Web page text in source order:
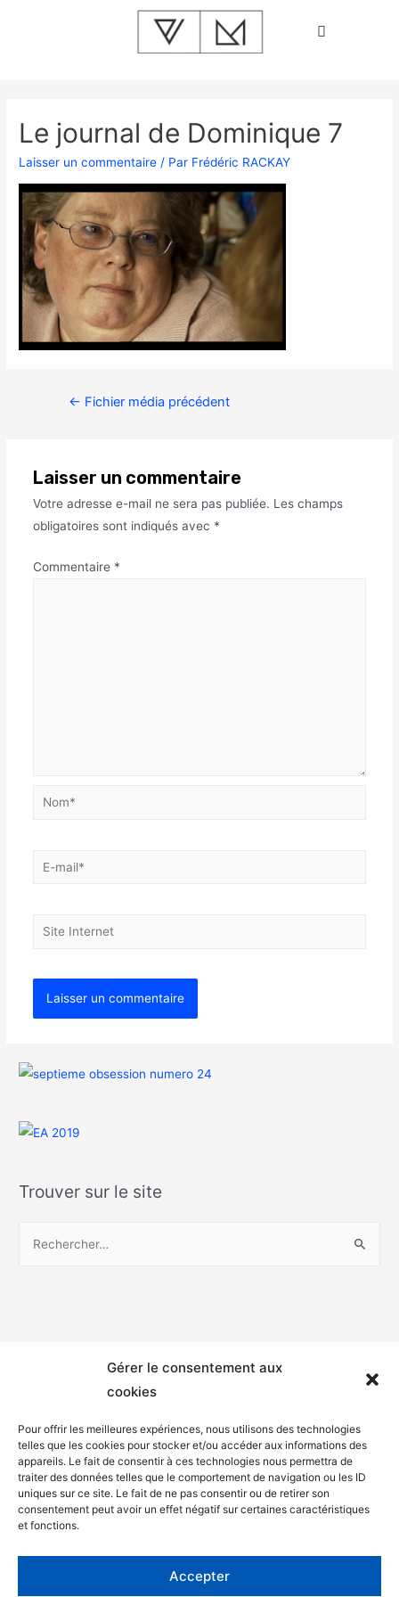
Gérer le consentement aux
cookies
Pour offrir les meilleures expériences, nous utilisons des technologies
telles que les cookies pour stocker et/ou accéder aux informations des
appareils. Le fait de consentir à ces technologies nous permettra de
traiter des données telles que le comportement de navigation ou les ID
uniques sur ce site. Le fait de ne pas consentir ou de retirer son
consentement peut avoir un effet négatif sur certaines caractéristiques
et fonctions.
Accepter
Le journal de Dominique 7
Laisser un commentaire / Par Frédéric RACKAY
← Fichier média précédent
Laisser un commentaire
Votre adresse e-mail ne sera pas publiée. Les champs
obligatoires sont indiqués avec *
Commentaire *
Trouver sur le site
Mentions légales
Politique de confidentialité